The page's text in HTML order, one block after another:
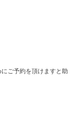
ご予約を頂けますと助